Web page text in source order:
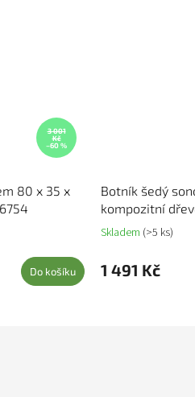
3 001
Kč
–60 %
80 x 35 x
Do košíku
Botník šedý
kompozitní
Skladem (>5 ks)
1 491 Kč